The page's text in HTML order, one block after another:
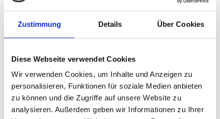
Zustimmung Details Über Cookies
Diese Webseite verwendet Cookies
Wir verwenden Cookies, um Inhalte und Anzeigen zu
personalisieren, Funktionen für soziale Medien anbieten
zu können und die Zugriffe auf unsere Website zu
analysieren. Außerdem geben wir Informationen zu Ihrer
Businessplan
Ein sorgfältig aufgestellter Businessplan ist das A und O,
um dem Geldinstitut oder auch der Förderstelle das